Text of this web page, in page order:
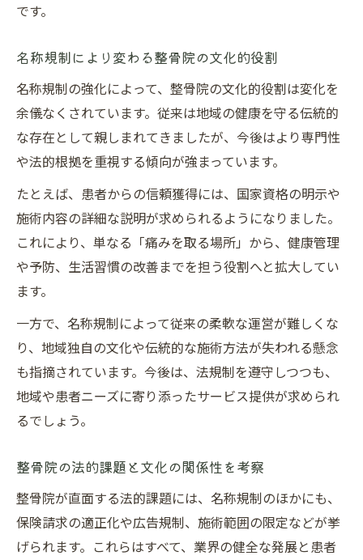
です。
名称規制により変わる整骨院の文化的役割
名称規制の強化によって、整骨院の文化的役割は変化を
余儀なくされています。従来は地域の健康を守る伝統的
な存在として親しまれてきましたが、今後はより専門性
や法的根拠を重視する傾向が強まっています。
たとえば、患者からの信頼獲得には、国家資格の明示や
施術内容の詳細な説明が求められるようになりました。
これにより、単なる「痛みを取る場所」から、健康管理
や予防、生活習慣の改善までを担う役割へと拡大してい
ます。
一方で、名称規制によって従来の柔軟な運営が難しくな
り、地域独自の文化や伝統的な施術方法が失われる懸念
も指摘されています。今後は、法規制を遵守しつつも、
地域や患者ニーズに寄り添ったサービス提供が求められ
るでしょう。
整骨院の法的課題と文化の関係性を考察
整骨院が直面する法的課題には、名称規制のほかにも、
保険請求の適正化や広告規制、施術範囲の限定などが挙
げられます。これらはすべて、業界の健全な発展と患者